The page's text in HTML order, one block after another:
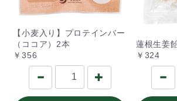
【小麦入り】プロテインバー
（ココア）2本
￥356
蓮根生姜
￥324